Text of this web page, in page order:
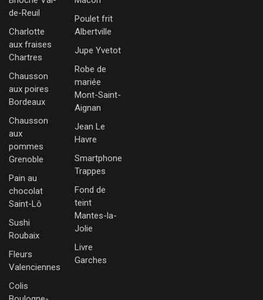
de-Reuil
Charlotte
aux fraises
Chartres
Chausson
aux poires
Bordeaux
Chausson
aux
pommes
Grenoble
Pain au
chocolat
Saint-Lô
Sushi
Roubaix
Fleurs
Valenciennes
Colis
Poulet frit
Albertville
Jupe Yvetot
Robe de
mariée
Mont-Saint-
Aignan
Jean Le
Havre
Smartphone
Trappes
Fond de
teint
Mantes-la-
Jolie
Livre
Garches